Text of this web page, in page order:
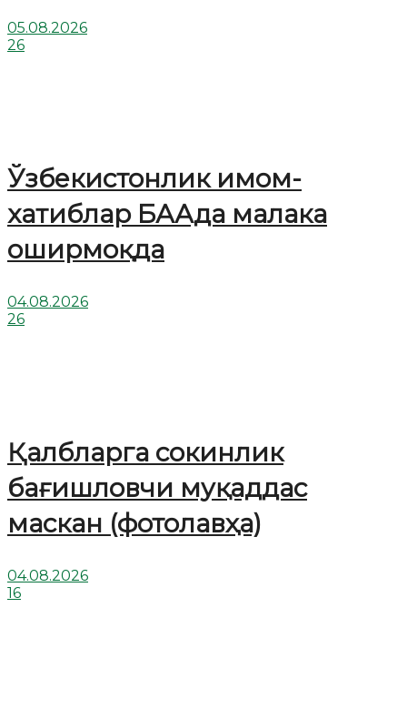
05.08.2026
26
Ўзбекистонлик имом-
хатиблар БААда малака
оширмоқда
04.08.2026
26
Қалбларга сокинлик
бағишловчи муқаддас
маскан (фотолавҳа)
04.08.2026
16